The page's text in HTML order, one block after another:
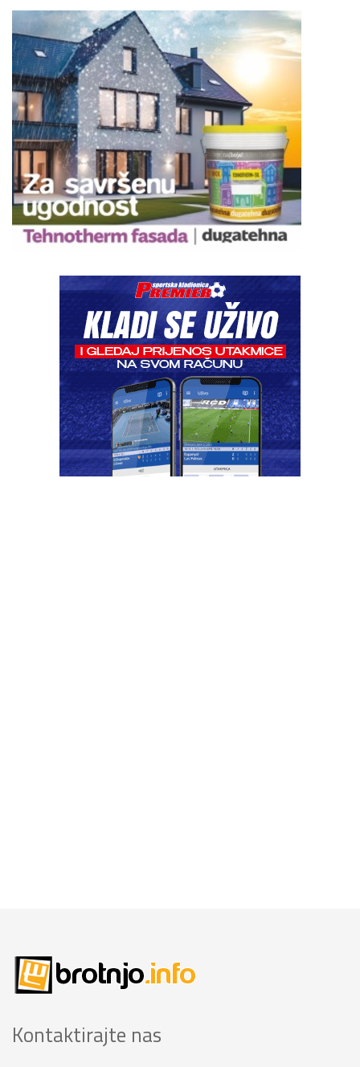
Kontaktirajte nas